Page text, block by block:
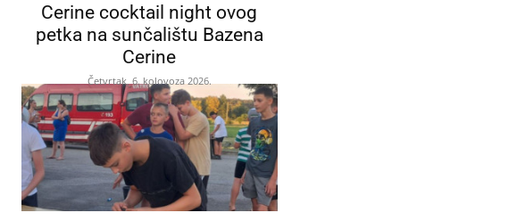
Cerine cocktail night ovog
petka na sunčalištu Bazena
Cerine
Četvrtak, 6. kolovoza 2026.